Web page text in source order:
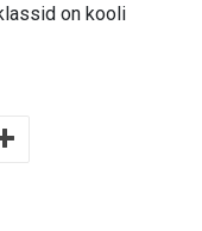
on kooli